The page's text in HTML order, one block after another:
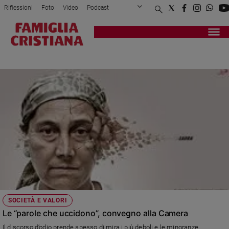
Attualità
Mondo
Economia
Legalità
giustizia
Sport
Interviste
Papa
Papa
Riflessioni Foto Video Podcast
Privacy Policy Chi siamo
Registrati Redazione
SOCIETÀ E VALORI
Le “parole che uccidono”, convegno alla Camera
Il discorso d’odio prende spesso di mira i più deboli e le minoranze,